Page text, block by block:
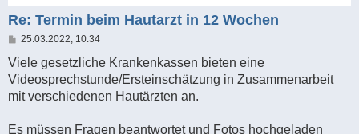
Re: Termin beim Hautarzt in 12 Wochen
B
i
t
r
a
25.03.2022, 10:34
Viele gesetzliche Krankenkassen bieten eine
Videosprechstunde/Ersteinschätzung in Zusammenarbeit
mit verschiedenen Hautärzten an.
Es müssen Fragen beantwortet und Fotos hochgeladen